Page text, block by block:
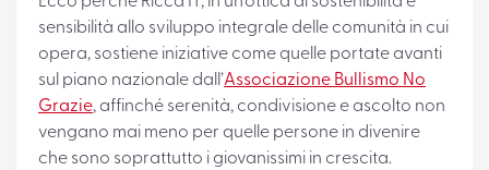
sensibilità allo sviluppo integrale delle comunità in cui
opera, sostiene iniziative come quelle portate avanti
sul piano nazionale dall’Associazione Bullismo No
Grazie, affinché serenità, condivisione e ascolto non
vengano mai meno per quelle persone in divenire
che sono soprattutto i giovanissimi in crescita.